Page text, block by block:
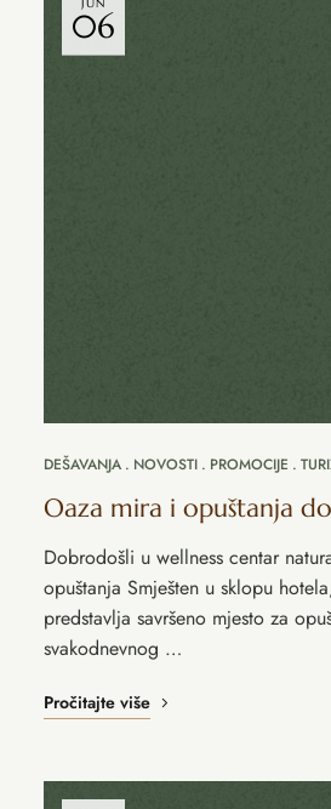
JUN
06
DEŠAVANJA NOVOSTI PROMOCIJE
Oaza mira i opuštanja
Dobrodošli u wellness centar
opuštanja Smješten u sklopu
predstavlja savršeno mjesto za
svakodnevnog …
Pročitajte više